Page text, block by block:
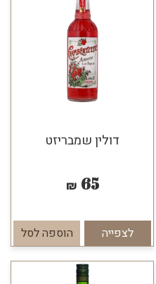
דולין שמבריזט
65
₪
לצפייה הוספה לסל